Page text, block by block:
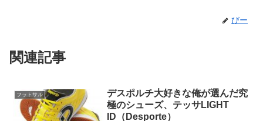
びー
関連記事
フットサル
デスポルチ大好きな俺が選んだ究
極のシューズ、テッサLIGHT
ID（Desporte）